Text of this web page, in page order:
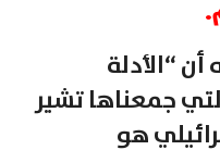
“الأدلة
جمعناها تشير
هو